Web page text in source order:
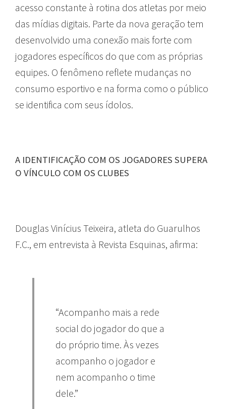
acesso constante à rotina dos atletas por meio
das mídias digitais. Parte da nova geração tem
desenvolvido uma conexão mais forte com
jogadores específicos do que com as próprias
equipes. O fenômeno reflete mudanças no
consumo esportivo e na forma como o público
se identifica com seus ídolos.
A IDENTIFICAÇÃO COM OS JOGADORES SUPERA
O VÍNCULO COM OS CLUBES
Douglas Vinícius Teixeira, atleta do Guarulhos
F.C., em entrevista à Revista Esquinas, afirma:
“Acompanho mais a rede
social do jogador do que a
do próprio time. Às vezes
acompanho o jogador e
nem acompanho o time
dele.”